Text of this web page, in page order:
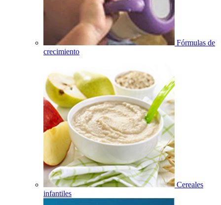
Fórmulas de
crecimiento
Cereales
infantiles